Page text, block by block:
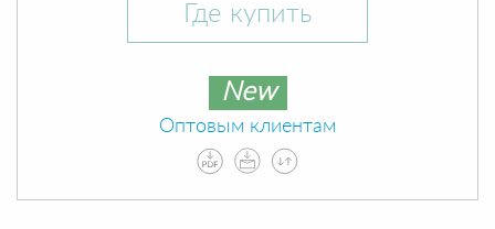
Где купить
New
Оптовым клиентам